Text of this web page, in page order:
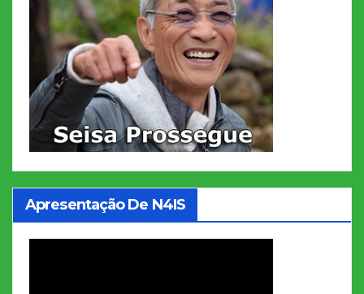
Apresentação De N4IS